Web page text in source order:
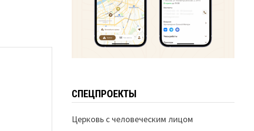
СПЕЦПРОЕКТЫ
Церковь с человеческим лицом